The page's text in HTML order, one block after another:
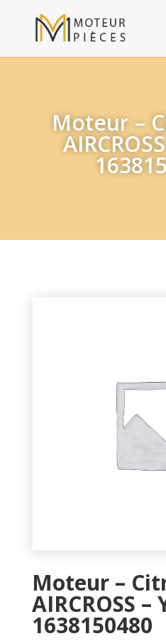
Moteur –
Moteur –
AIRCROSS –
1638150480